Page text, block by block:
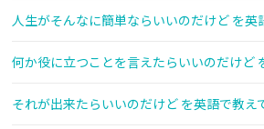
人生がそんなに簡単ならいいのだけど を英
何か役に立つことを言えたらいいのだけど
それが出来たらいいのだけど を英語で教え